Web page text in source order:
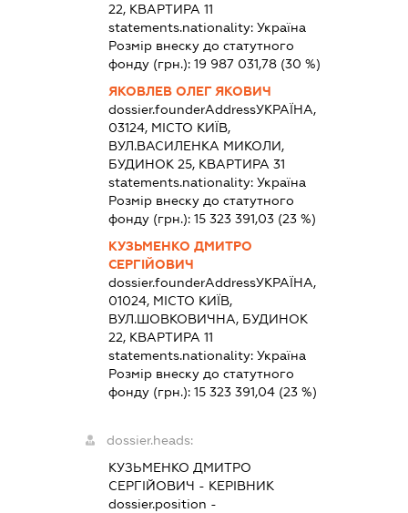
22, КВАРТИРА 11
statements.nationality:Україна
Розмір внеску до статутного
фонду (грн.):19 987 031,78 (30 %)
ЯКОВЛЕВ ОЛЕГ ЯКОВИЧ
dossier.founderAddressУКРАЇНА,
03124, МІСТО КИЇВ,
ВУЛ.ВАСИЛЕНКА МИКОЛИ,
БУДИНОК 25, КВАРТИРА 31
statements.nationality:Україна
Розмір внеску до статутного
фонду (грн.):15 323 391,03 (23 %)
КУЗЬМЕНКО ДМИТРО
СЕРГІЙОВИЧ
dossier.founderAddressУКРАЇНА,
01024, МІСТО КИЇВ,
ВУЛ.ШОВКОВИЧНА, БУДИНОК
22, КВАРТИРА 11
statements.nationality:Україна
Розмір внеску до статутного
фонду (грн.):15 323 391,04 (23 %)
dossier.heads:
КУЗЬМЕНКО ДМИТРО
СЕРГІЙОВИЧ - КЕРІВНИК
dossier.position -